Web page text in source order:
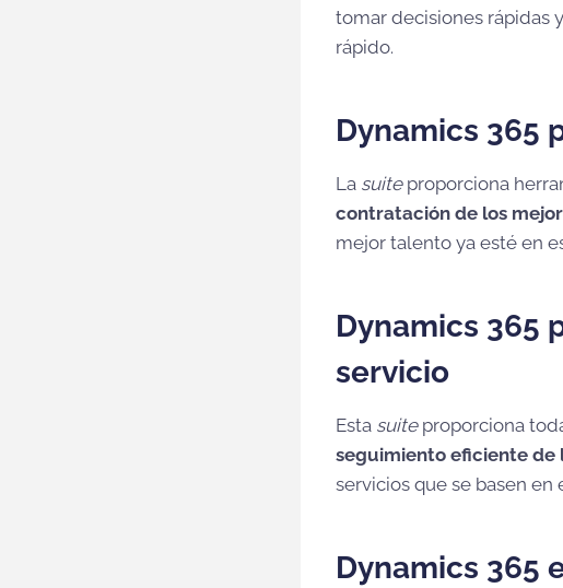
tomar decisiones rápidas
rápido.
Dynamics 365
La suiteproporciona
contratación de los
mejor talento ya esté en
Dynamics 365
servicio
Esta suiteproporciona
seguimiento eficiente de
servicios que se basen en
Dynamics 365